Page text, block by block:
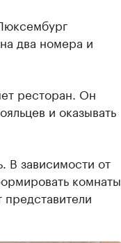
два номера и
ресторан. Он
и оказывать
В зависимости от
комнаты